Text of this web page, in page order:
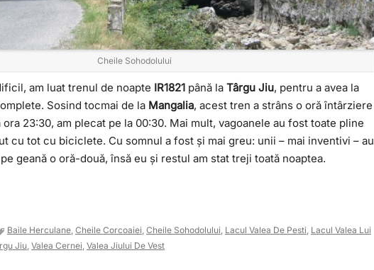
Cheile Sohodolului
am luat trenul de noapte IR1821 până la Târgu Jiu, pentru a avea la
Sosind tocmai de la Mangalia, acest tren a strâns o oră întârziere
23:30, am plecat pe la 00:30. Mai mult, vagoanele au fost toate pline
cu tot cu biciclete. Cu somnul a fost și mai greu: unii – mai inventivi – au
geană o oră-două, însă eu și restul am stat treji toată noaptea.
Baile Herculane, Cheile Corcoaiei, Cheile Sohodolului, Lacul Valea De Pesti, Lacul Valea Lui
Jiu, Valea Cernei, Valea Jiului De Vest